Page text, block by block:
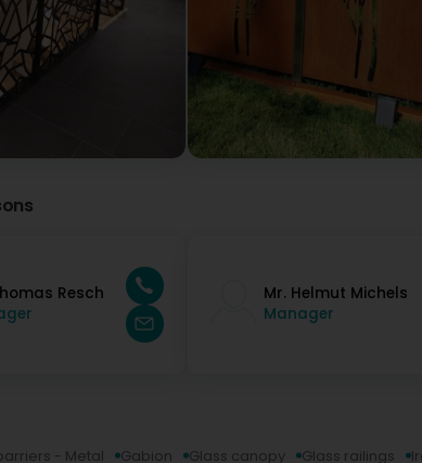
Resch
Mr. Helmut Michels
Manager
- Metal Gabion Glass canopy Glass railings